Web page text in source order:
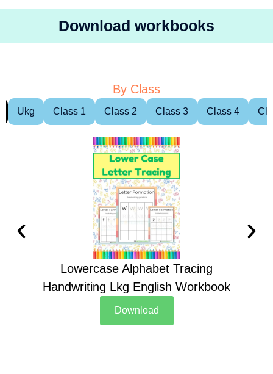
Download workbooks
By Class
Ukg Class 1 Class 2 Class 3 Class 4
Lowercase Alphabet Tracing
Handwriting Lkg English Workbook
Download